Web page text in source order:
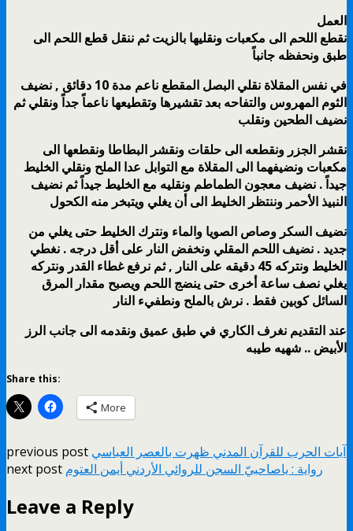
العمل
نقطع اللحم الى مكعبات ونقليها بالزيت ثم ننقل قطع اللحم الى
طبق ونحفظه جانباً
في نفس المقلاة نقلي البصل المقطع ناعم مدة 10 دقائق , نضيف
الثوم المهروس والتفاحه بعد تقشيرها وتقطيعها ناعماً جداً ونقلي ثم
نضيف الطحين ونقلب
نقشر الجزر ونقطعه الى حلقات ونقشر البطاطا ونقطعها الى
مكعبات ونضيفهما الى المقلاة مع التوابل عدا الملح ونقلي الخليط
جيداً . نضيف معجون الطماطم ونقليه مع الخليط جيداً ثم نضيف
النبيذ الأحمر وننتظر الخليط الى أن يغلي ويتبخر منه الكحول
نضيف السكر وصاص الصويا والماء ونترك الخليط حتى يغلي من
جديد . نضيف اللحم المقلي ونخفض النار على أقل درجه . نغطي
الخليط ونتركه 45 دقيقه على النار , ثم نرفع غطاء القدر ونتركه
يغلي نصف ساعة أخرى حتى ينضج اللحم ويصبح مقدار المرق
السائل كوبين فقط . نرش بالملح ونطفيء النار
عند التقديم نغرف الكاري في طبق عميق ونقدمه الى جانب الرز
الأبيض .. شهيه طيبه
Share this:
More
previous post آيات الحرب للقرآن المدني ظهرت بالعصر العباسي
next post رواية : ياصاحبيّ السجن للروائي الأردني أيمن العتوم
Leave a Reply